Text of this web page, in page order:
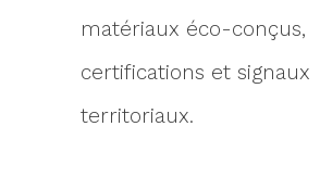
matériaux éco-conçus,
certifications et signaux
territoriaux.